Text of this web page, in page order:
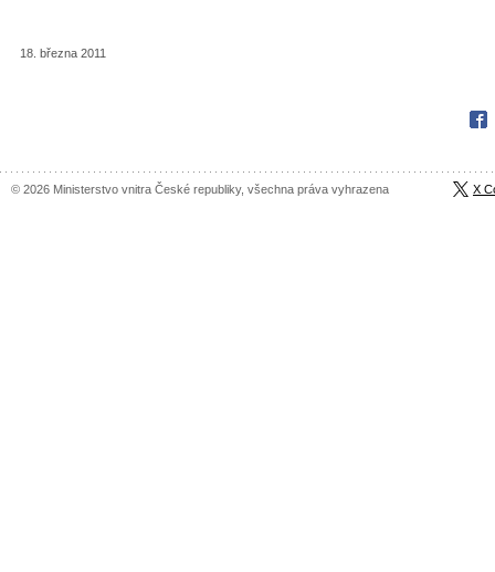
18. března 2011
© 2026 Ministerstvo vnitra České republiky, všechna práva vyhrazena X